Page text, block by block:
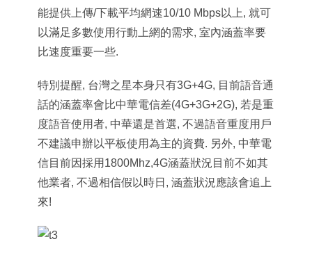
能提供上傳/下載平均網速10/10 Mbps以上, 就可
以滿足多數使用行動上網的需求, 室內涵蓋率要
比速度重要一些.
特別提醒, 台灣之星本身只有3G+4G, 目前語音通
話的涵蓋率會比中華電信差(4G+3G+2G), 若是重
度語音使用者, 中華還是首選, 不過語音重度用戶
不建議申辦以平板使用為主的資費. 另外, 中華電
信目前因採用1800Mhz,4G涵蓋狀況目前不如其
他業者, 不過相信假以時日, 涵蓋狀況應該會追上
來!